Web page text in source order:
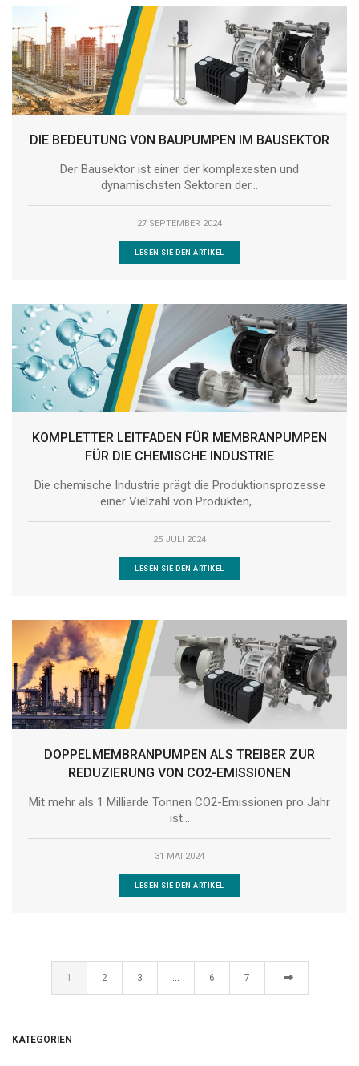
DIE BEDEUTUNG VON BAUPUMPEN IM BAUSEKTOR
Der Bausektor ist einer der komplexesten und
dynamischsten Sektoren der...
27 SEPTEMBER 2024
LESEN SIE DEN ARTIKEL
KOMPLETTER LEITFADEN FÜR MEMBRANPUMPEN
FÜR DIE CHEMISCHE INDUSTRIE
Die chemische Industrie prägt die Produktionsprozesse
einer Vielzahl von Produkten,...
25 JULI 2024
LESEN SIE DEN ARTIKEL
DOPPELMEMBRANPUMPEN ALS TREIBER ZUR
REDUZIERUNG VON CO2-EMISSIONEN
Mit mehr als 1 Milliarde Tonnen CO2-Emissionen pro Jahr
ist...
31 MAI 2024
LESEN SIE DEN ARTIKEL
1 2 3 … 6 7
KATEGORIEN